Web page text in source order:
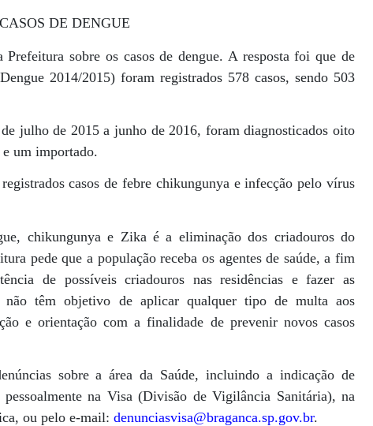
CASOS DE DENGUE
Prefeitura sobre os casos de dengue. A resposta foi que de
2014/2015) foram registrados 578 casos, sendo 503
julho de 2015 a junho de 2016, foram diagnosticados oito
e um importado.
casos de febre chikungunya e infecção pelo vírus
chikungunya e Zika é a eliminação dos criadouros do
pede que a população receba os agentes de saúde, a fim
de possíveis criadouros nas residências e fazer as
não têm objetivo de aplicar qualquer tipo de multa aos
e orientação com a finalidade de prevenir novos casos
sobre a área da Saúde, incluindo a indicação de
na Visa (Divisão de Vigilância Sanitária), na
ou pelo e-mail: denunciasvisa@braganca.sp.gov.br.